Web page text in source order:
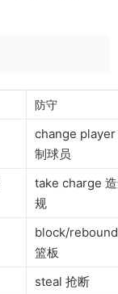
防守
change player
制球员
take charge
规
block/
篮板
steal 抢断